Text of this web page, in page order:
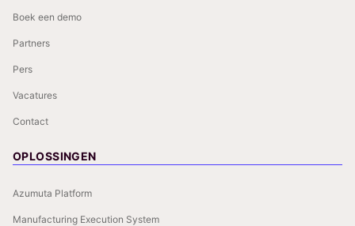
Boek een demo
Partners
Pers
Vacatures
Contact
OPLOSSINGEN
Azumuta Platform
Manufacturing Execution System